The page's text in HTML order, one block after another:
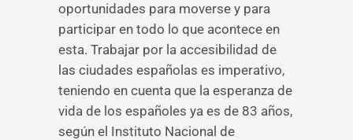
oportunidades para moverse y para
participar en todo lo que acontece en
esta. Trabajar por la accesibilidad de
las ciudades españolas es imperativo,
teniendo en cuenta que la esperanza de
vida de los españoles ya es de 83 años,
según el Instituto Nacional de